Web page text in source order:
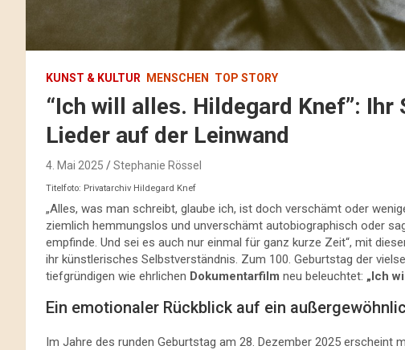
KUNST & KULTUR MENSCHEN TOP STORY
“Ich will alles. Hildegard Knef”: Ihr
Lieder auf der Leinwand
4. Mai 2025 Stephanie Rössel
Titelfoto: Privatarchiv Hildegard Knef
„Alles, was man schreibt, glaube ich, ist doch verschämt oder
ziemlich hemmungslos und unverschämt autobiographisch oder
empfinde. Und sei es auch nur einmal für ganz kurze Zeit“, mit
ihr künstlerisches Selbstverständnis. Zum 100. Geburtstag der
tiefgründigen wie ehrlichen Dokumentarfilm neu beleuchtet: „Ich
Ein emotionaler Rückblick auf ein
Im Jahre des runden Geburtstag am 28. Dezember 2025 erscheint